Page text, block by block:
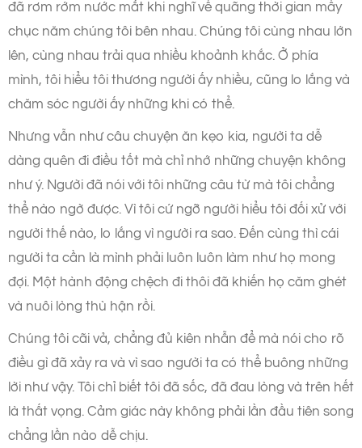
đã rơm rớm nước mắt khi nghĩ về quãng thời gian mấy
chục năm chúng tôi bên nhau. Chúng tôi cùng nhau lớn
lên, cùng nhau trải qua nhiều khoảnh khắc. Ở phía
mình, tôi hiểu tôi thương người ấy nhiều, cũng lo lắng và
chăm sóc người ấy những khi có thể.
Nhưng vẫn như câu chuyện ăn kẹo kia, người ta dễ
dàng quên đi điều tốt mà chỉ nhớ những chuyện không
như ý. Người đã nói với tôi những câu từ mà tôi chẳng
thể nào ngờ được. Vì tôi cứ ngỡ người hiểu tôi đối xử với
người thế nào, lo lắng vì người ra sao. Đến cùng thì cái
người ta cần là mình phải luôn luôn làm như họ mong
đợi. Một hành động chệch đi thôi đã khiến họ căm ghét
và nuôi lòng thù hận rồi.
Chúng tôi cãi vả, chẳng đủ kiên nhẫn để mà nói cho rõ
điều gì đã xảy ra và vì sao người ta có thể buông những
lời như vậy. Tôi chỉ biết tôi đã sốc, đã đau lòng và trên hết
là thất vọng. Cảm giác này không phải lần đầu tiên song
chẳng lần nào dễ chịu.